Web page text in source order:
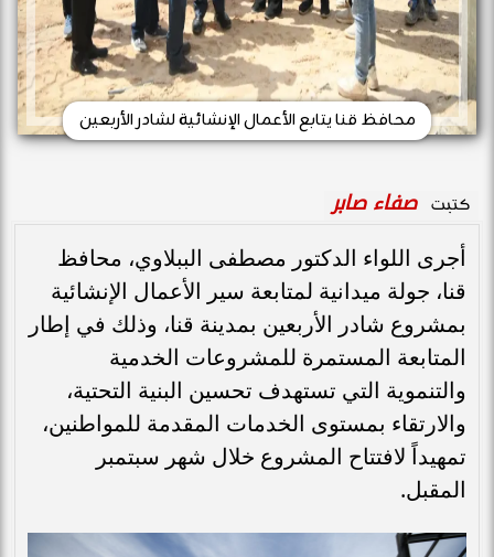
محافظ قنا يتابع الأعمال الإنشائية لشادر الأربعين
كتبت صفاء صابر
أجرى اللواء الدكتور مصطفى الببلاوي، محافظ
قنا، جولة ميدانية لمتابعة سير الأعمال الإنشائية
بمشروع شادر الأربعين بمدينة قنا، وذلك في إطار
المتابعة المستمرة للمشروعات الخدمية
والتنموية التي تستهدف تحسين البنية التحتية،
والارتقاء بمستوى الخدمات المقدمة للمواطنين،
تمهيداً لافتتاح المشروع خلال شهر سبتمبر
المقبل.